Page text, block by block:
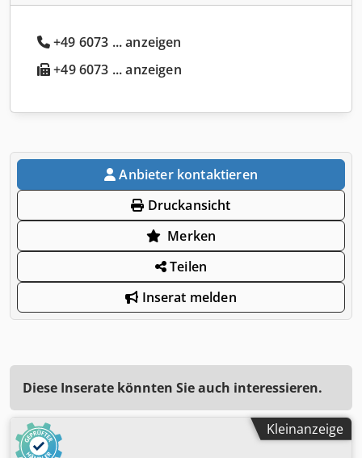
+49 6073 ... anzeigen
+49 6073 ... anzeigen
Anbieter kontaktieren
Druckansicht
Merken
Teilen
Inserat melden
Diese Inserate könnten Sie auch interessieren.
Kleinanzeige